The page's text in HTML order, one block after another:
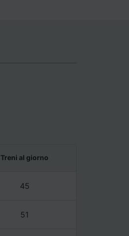
Treni al giorno
45
51